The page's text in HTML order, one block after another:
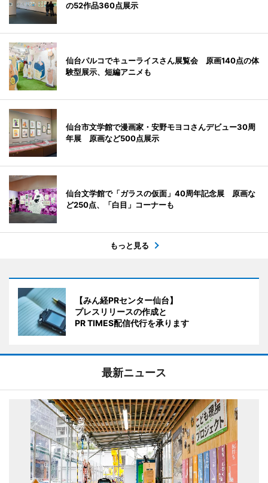
の52作品360点展示
仙台パルコでキューライスさん展覧会 原画140点の体
験型展示、短編アニメも
仙台市文学館で漫画家・安野モヨコさんデビュー30周
年展 原画など500点展示
仙台文学館で「ガラスの仮面」40周年記念展 原画な
ど250点、「白目」コーナーも
もっと見る
【みん経PRセンター仙台】
プレスリリースの作成と
PR TIMES配信代行を承ります
最新ニュース